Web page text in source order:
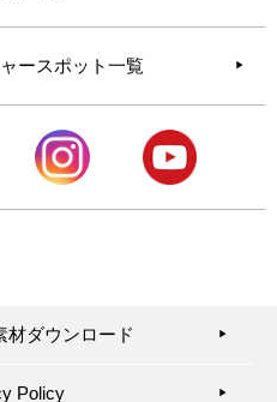
ースポット一覧
材ダウンロード ▶︎
Policy ▶︎